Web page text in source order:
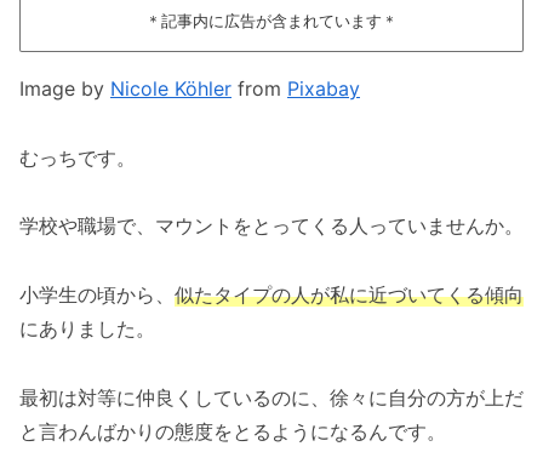
＊記事内に広告が含まれています＊
Image by Nicole Köhler from Pixabay
むっちです。
学校や職場で、マウントをとってくる人っていませんか。
小学生の頃から、 似たタイプの人が私に近づいてくる傾向
にありました。
最初は対等に仲良くしているのに、徐々に自分の方が上だ
と言わんばかりの態度をとるようになるんです。